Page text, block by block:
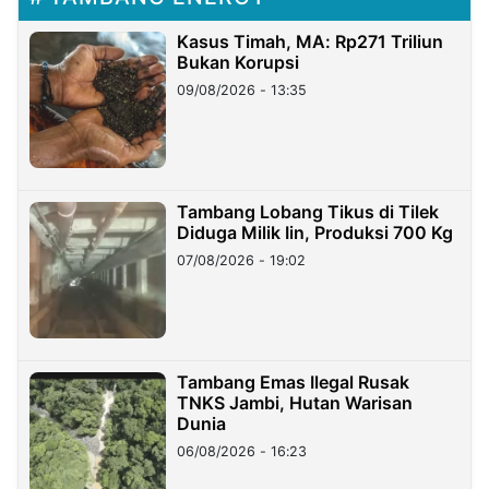
Kasus Timah, MA: Rp271 Triliun
Bukan Korupsi
09/08/2026 - 13:35
Tambang Lobang Tikus di Tilek
Diduga Milik Iin, Produksi 700 Kg
07/08/2026 - 19:02
Tambang Emas Ilegal Rusak
TNKS Jambi, Hutan Warisan
Dunia
06/08/2026 - 16:23